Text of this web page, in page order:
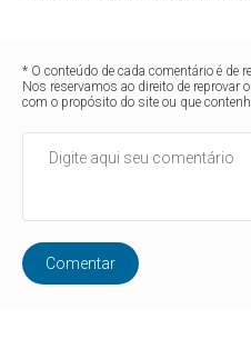
* O conteúdo de cada comentário é de
Nos reservamos ao direito de reprovar
com o propósito do site ou que
Comentar